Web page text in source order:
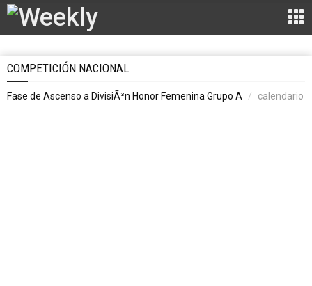
COMPETICIÓN NACIONAL
Fase de Ascenso a DivisiÃ³n Honor Femenina Grupo A calendario